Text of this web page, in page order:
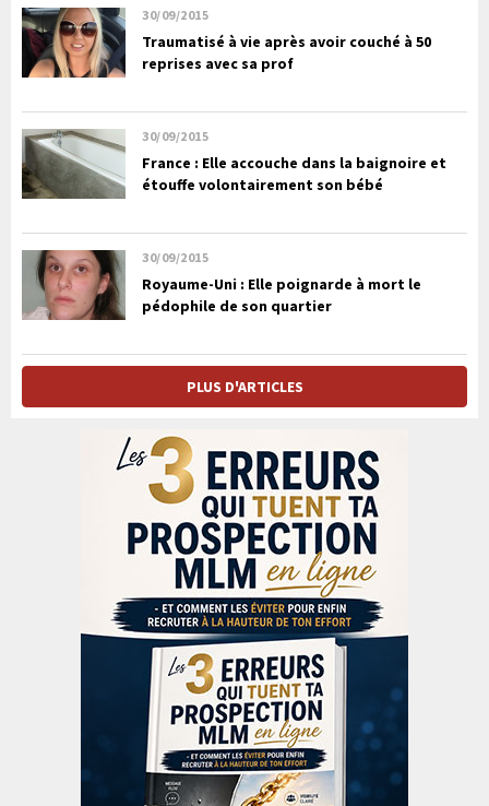
30/09/2015
Traumatisé à vie après avoir couché à 50
reprises avec sa prof
30/09/2015
France : Elle accouche dans la baignoire et
étouffe volontairement son bébé
30/09/2015
Royaume-Uni : Elle poignarde à mort le
pédophile de son quartier
PLUS D'ARTICLES